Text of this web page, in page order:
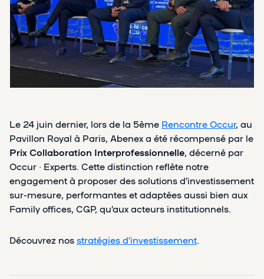
Le 24 juin dernier, lors de la 5ème Rencontre Occur, au
Pavillon Royal à Paris, Abenex a été récompensé par le
Prix Collaboration Interprofessionnelle, décerné par
Occur · Experts. Cette distinction reflète notre
engagement à proposer des solutions d’investissement
sur-mesure, performantes et adaptées aussi bien aux
Family offices, CGP, qu’aux acteurs institutionnels.
Découvrez nosstratégies d’investissement.